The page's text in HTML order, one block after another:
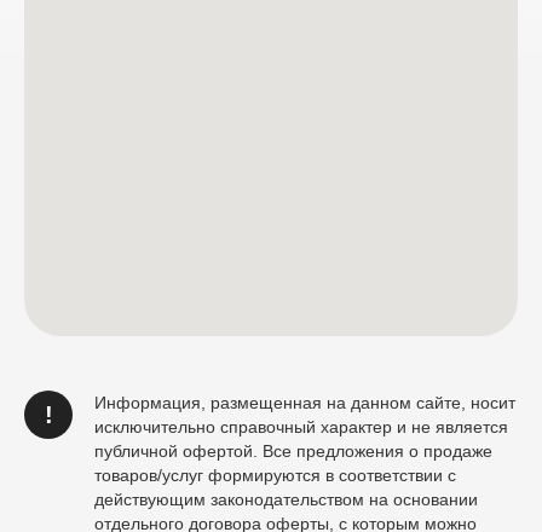
!
Информация, размещенная на данном сайте, носит
исключительно справочный характер и не является
публичной офертой. Все предложения о продаже
товаров/услуг формируются в соответствии с
действующим законодательством на основании
отдельного договора оферты, с которым можно